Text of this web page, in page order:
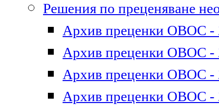
Решения по преценяване
Архив преценки ОВОС -
Архив преценки ОВОС -
Архив преценки ОВОС -
Архив преценки ОВОС -